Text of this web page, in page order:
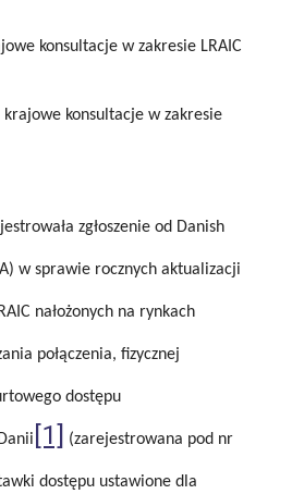
konsultacje w zakresie LRAIC
konsultacje w zakresie
zgłoszenie od Danish
w sprawie rocznych aktualizacji
nałożonych na rynkach
połączenia, fizycznej
dostępu
[1] (zarejestrowana pod nr
dostępu ustawione dla